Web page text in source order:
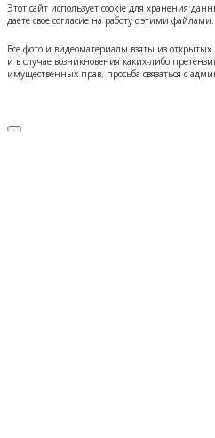
Этот сайт использует cookie для хранения
даете свое согласие на работу с этими файлами.
Все фото и видеоматериалы взяты из
и в случае возникновения каких-либо
имущественных прав, просьба связаться с